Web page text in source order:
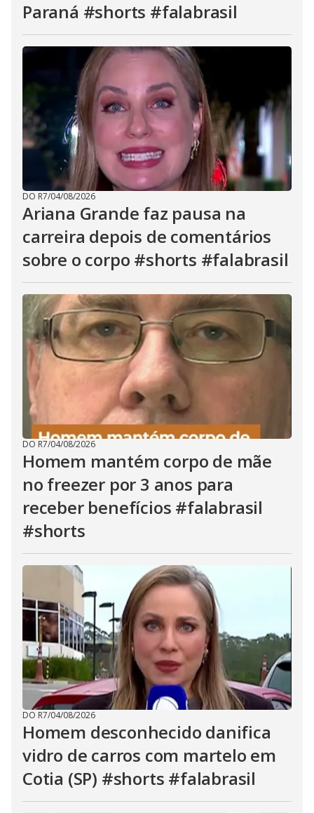
Paraná #shorts #falabrasil
DO R7/04/08/2026
Ariana Grande faz pausa na
carreira depois de comentários
sobre o corpo #shorts #falabrasil
DO R7/04/08/2026
Homem mantém corpo de mãe
no freezer por 3 anos para
receber benefícios #falabrasil
#shorts
DO R7/04/08/2026
Homem desconhecido danifica
vidro de carros com martelo em
Cotia (SP) #shorts #falabrasil